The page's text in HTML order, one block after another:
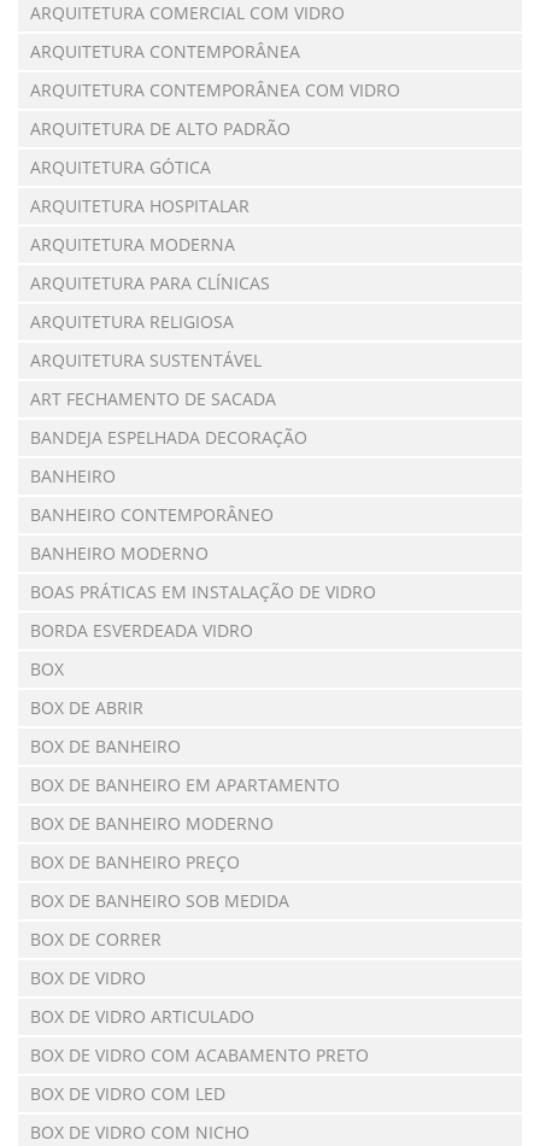
ARQUITETURA COMERCIAL COM VIDRO
ARQUITETURA CONTEMPORÂNEA
ARQUITETURA CONTEMPORÂNEA COM VIDRO
ARQUITETURA DE ALTO PADRÃO
ARQUITETURA GÓTICA
ARQUITETURA HOSPITALAR
ARQUITETURA MODERNA
ARQUITETURA PARA CLÍNICAS
ARQUITETURA RELIGIOSA
ARQUITETURA SUSTENTÁVEL
ART FECHAMENTO DE SACADA
BANDEJA ESPELHADA DECORAÇÃO
BANHEIRO
BANHEIRO CONTEMPORÂNEO
BANHEIRO MODERNO
BOAS PRÁTICAS EM INSTALAÇÃO DE VIDRO
BORDA ESVERDEADA VIDRO
BOX
BOX DE ABRIR
BOX DE BANHEIRO
BOX DE BANHEIRO EM APARTAMENTO
BOX DE BANHEIRO MODERNO
BOX DE BANHEIRO PREÇO
BOX DE BANHEIRO SOB MEDIDA
BOX DE CORRER
BOX DE VIDRO
BOX DE VIDRO ARTICULADO
BOX DE VIDRO COM ACABAMENTO PRETO
BOX DE VIDRO COM LED
BOX DE VIDRO COM NICHO